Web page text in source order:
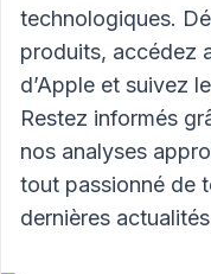
technologiques.
produits, accédez
d’Apple et suivez
Restez informés
nos analyses
tout passionné de
dernières